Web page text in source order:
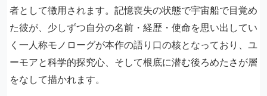
者として徴用されます。記憶喪失の状態で宇宙船で目覚め
た彼が、少しずつ自分の名前・経歴・使命を思い出してい
く一人称モノローグが本作の語り口の核となっており、ユ
ーモアと科学的探究心、そして根底に潜む後ろめたさが層
をなして描かれます。